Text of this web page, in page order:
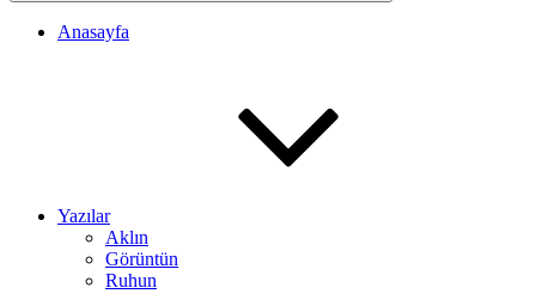
Anasayfa
Yazılar
Aklın
Görüntün
Ruhun